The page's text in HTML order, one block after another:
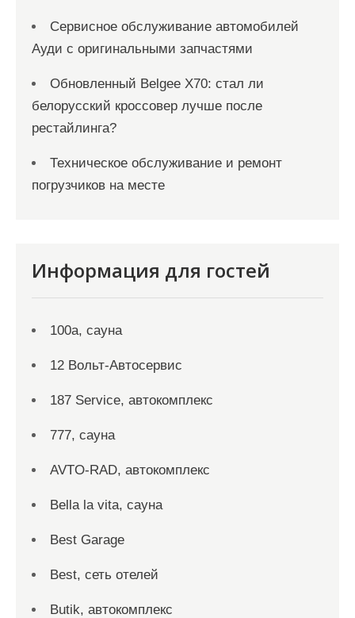
Сервисное обслуживание автомобилей
Ауди с оригинальными запчастями
Обновленный Belgee X70: стал ли
белорусский кроссовер лучше после
рестайлинга?
Техническое обслуживание и ремонт
погрузчиков на месте
Информация для гостей
100а, сауна
12 Вольт-Автосервис
187 Service, автокомплекс
777, сауна
AVTO-RAD, автокомплекс
Bella la vita, сауна
Best Garage
Best, сеть отелей
Butik, автокомплекс